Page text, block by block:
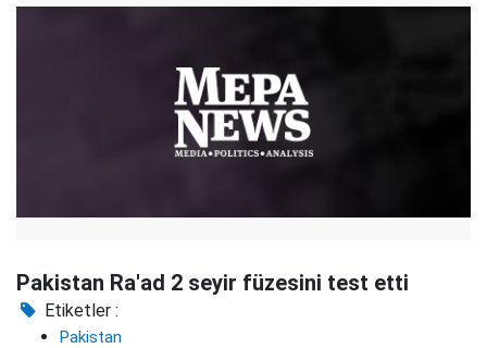
Pakistan Ra'ad 2 seyir füzesini test etti
Etiketler :
Pakistan